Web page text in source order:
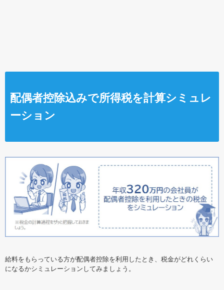
配偶者控除込みで所得税を計算シミュレ
ーション
給料をもらっている方が配偶者控除を利用したとき、税金がどれくらい
になるかシミュレーションしてみましょう。